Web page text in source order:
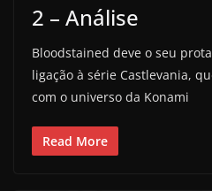
2 – Análise
Bloodstained deve o seu
ligação à série Castlevania,
com o universo da Konami
Read More